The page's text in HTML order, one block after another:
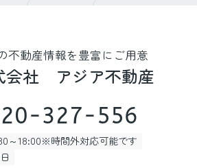
不動産情報を豊富にご用意
会社 アジア不動産
327-556
～18:00※時間外対応可能です